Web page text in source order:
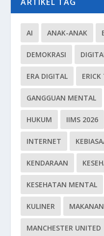
AI ANAK-ANAK
DEMOKRASI
ERA DIGITAL
GANGGUAN MENTAL
HUKUM IIMS 2026
INTERNET
KENDARAAN
KESEHATAN MENTAL
KULINER MAKANAN
MANCHESTER UNITED